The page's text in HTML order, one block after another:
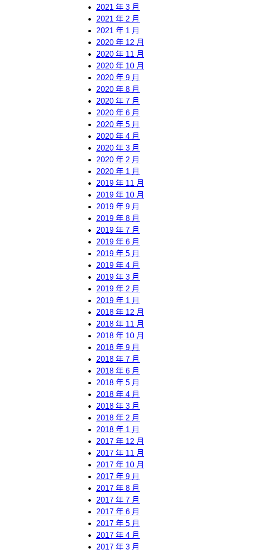
2021 年 3 月
2021 年 2 月
2021 年 1 月
2020 年 12 月
2020 年 11 月
2020 年 10 月
2020 年 9 月
2020 年 8 月
2020 年 7 月
2020 年 6 月
2020 年 5 月
2020 年 4 月
2020 年 3 月
2020 年 2 月
2020 年 1 月
2019 年 11 月
2019 年 10 月
2019 年 9 月
2019 年 8 月
2019 年 7 月
2019 年 6 月
2019 年 5 月
2019 年 4 月
2019 年 3 月
2019 年 2 月
2019 年 1 月
2018 年 12 月
2018 年 11 月
2018 年 10 月
2018 年 9 月
2018 年 7 月
2018 年 6 月
2018 年 5 月
2018 年 4 月
2018 年 3 月
2018 年 2 月
2018 年 1 月
2017 年 12 月
2017 年 11 月
2017 年 10 月
2017 年 9 月
2017 年 8 月
2017 年 7 月
2017 年 6 月
2017 年 5 月
2017 年 4 月
2017 年 3 月